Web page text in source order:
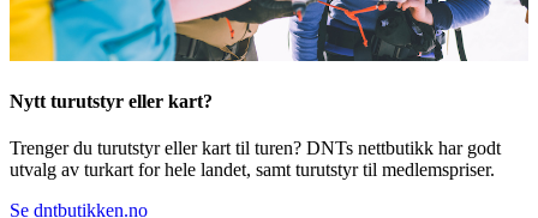
Nytt turutstyr eller kart?
Trenger du turutstyr eller kart til turen? DNTs nettbutikk har godt
utvalg av turkart for hele landet, samt turutstyr til medlemspriser.
Se dntbutikken.no